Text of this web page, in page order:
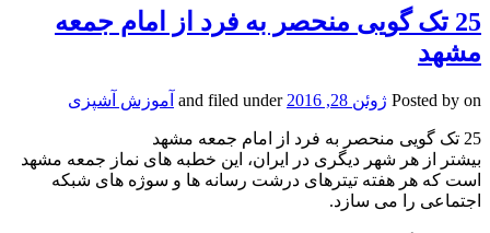
25 تک گویی منحصر به فرد از امام جمعه
مشهد
Posted by on ژوئن 28, 2016 and filed under آموزش آشپزی
25 تک گویی منحصر به فرد از امام جمعه مشهد
بیشتر از هر شهر دیگری در ایران، این خطبه های نماز جمعه مشهد
است که هر هفته تیترهای درشت رسانه ها و سوژه های شبکه
اجتماعی را می سازد.